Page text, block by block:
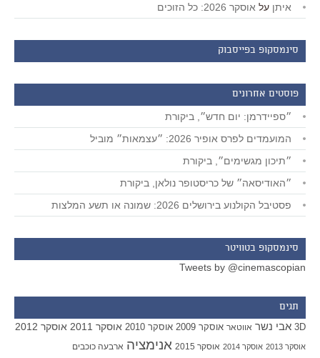
איתן על אוסקר 2026: כל הזוכים
סינמסקופ בפייסבוק
פוסטים אחרונים
״ספיידרמן: יום חדש״, ביקורת
המועמדים לפרס אופיר 2026: ״עצמאות״ מוביל
״תיכון מגשימים״, ביקורת
״האודיסאה״ של כריסטופר נולאן, ביקורת
פסטיבל הקולנוע בירושלים 2026: שמונה או תשע המלצות
סינמסקופ בטוויטר
Tweets by @cinemascopian
תגים
3D אבי נשר אווטאר אוסקר 2009 אוסקר 2010 אוסקר 2011 אוסקר 2012
אוסקר 2013 אוסקר 2014 אוסקר 2015 אנימציה ארבעה כוכבים